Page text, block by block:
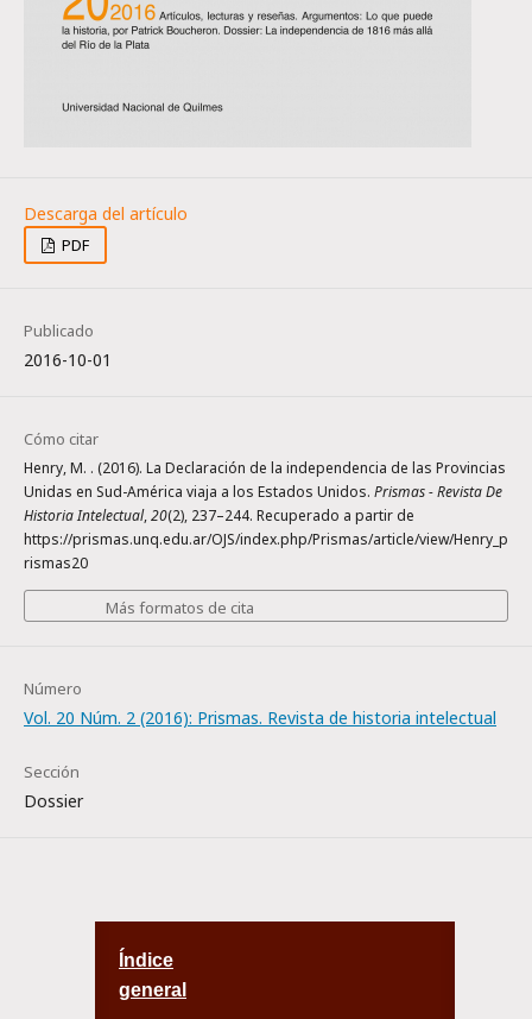
PDF
Publicado
2016-10-01
Cómo citar
Henry, M. . (2016). La Declaración de la independencia de las Provincias
Unidas en Sud-América viaja a los Estados Unidos. Prismas - Revista De
Historia Intelectual,20(2), 237–244. Recuperado a partir de
https://prismas.unq.edu.ar/OJS/index.php/Prismas/article/view/Henry_p
rismas20
Más formatos de cita
Número
Vol. 20 Núm. 2 (2016): Prismas. Revista de historia intelectual
Sección
Dossier
Índice
general